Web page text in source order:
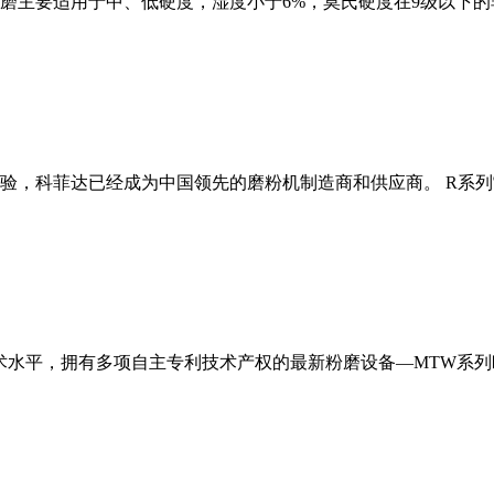
，科菲达已经成为中国领先的磨粉机制造商和供应商。 R系
平，拥有多项自主专利技术产权的最新粉磨设备—MTW系